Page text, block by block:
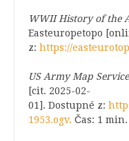
WWII History of the
Easteuropetopo
z: https://
US Army Map
[cit. 2025-02-
01]. Dostupné z:
1953.ogv. Čas: 1